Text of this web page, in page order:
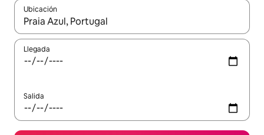
Ubicación
Cuando los resultados estén disponibles, navega con las
Llegada
Salida